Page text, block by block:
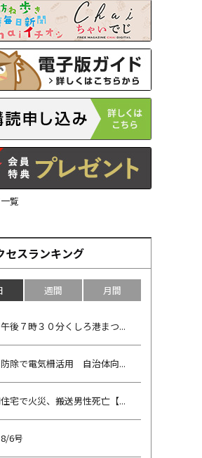
覧
セスランキング
週間 月間
後７時３０分くしろ港まつ...
除で電気柵活用 自治体向...
宅で火災、搬送男性死亡【...
6号